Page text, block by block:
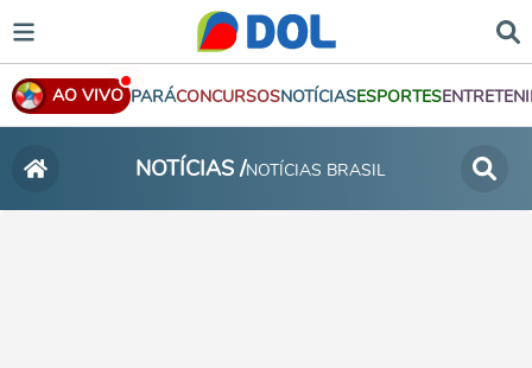
AO VIVO PARÁCONCURSOSNOTÍCIASESPORTES
NOTÍCIAS /NOTÍCIAS BRASIL